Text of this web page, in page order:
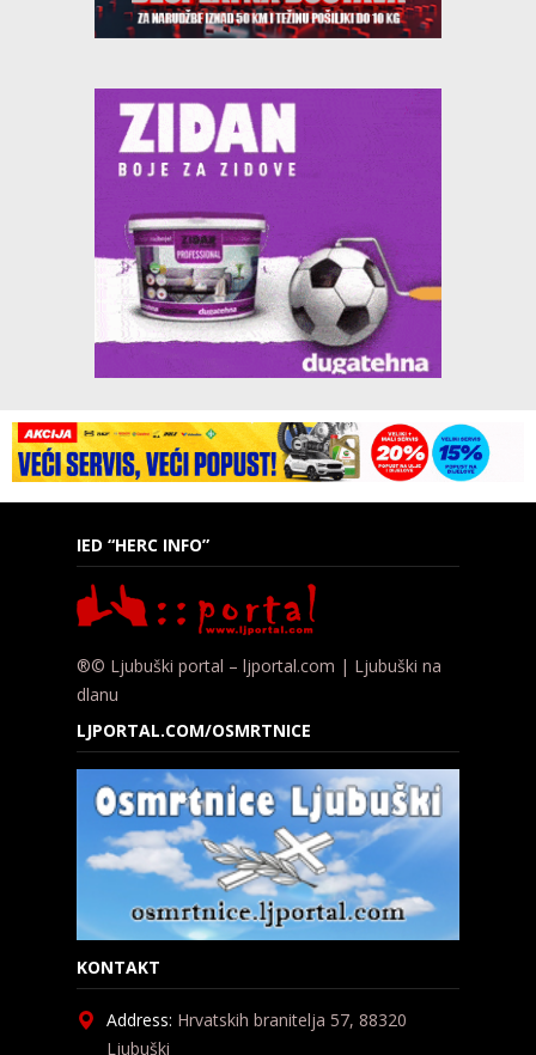
IED “HERC INFO”
®© Ljubuški portal – ljportal.com | Ljubuški na
dlanu
LJPORTAL.COM/OSMRTNICE
KONTAKT
Address: Hrvatskih branitelja 57, 88320
Ljubuški